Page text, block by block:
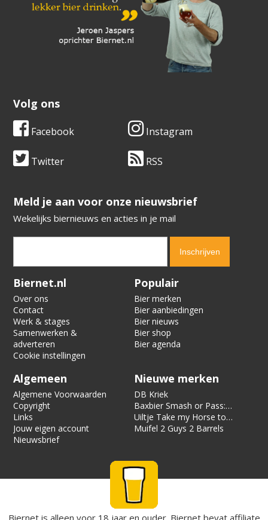
Volg ons
Facebook Instagram
Twitter RSS
​​​​​​​Meld je aan voor onze nieuwsbrief
Wekelijks biernieuws en acties in je mail
Verification code:
Biernet.nl
Over ons
Contact
Werk & stages
Samenwerken &
adverteren
Cookie instellingen
Populair
Bier merken
Bier aanbiedingen
Bier nieuws
Bier shop
Bier agenda
Algemeen
Algemene Voorwaarden
Copyright
Links
Jouw eigen account
Nieuwsbrief
Nieuwe merken
DB Kriek
Baxbier Smash or Pass:
Strata
Uiltje Take my Horse to
the Hotel Room
Muifel 2 Guys 2 Barrels
Biernet is alleen voor 18 jaar en ouder. Biernet bevat affiliate